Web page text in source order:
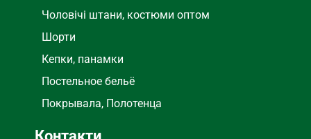
Чоловічі штани, костюми оптом
Шорти
Кепки, панамки
Постельное бельё
Покрывала, Полотенца